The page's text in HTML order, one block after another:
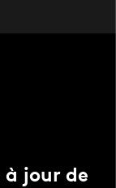
à jour de